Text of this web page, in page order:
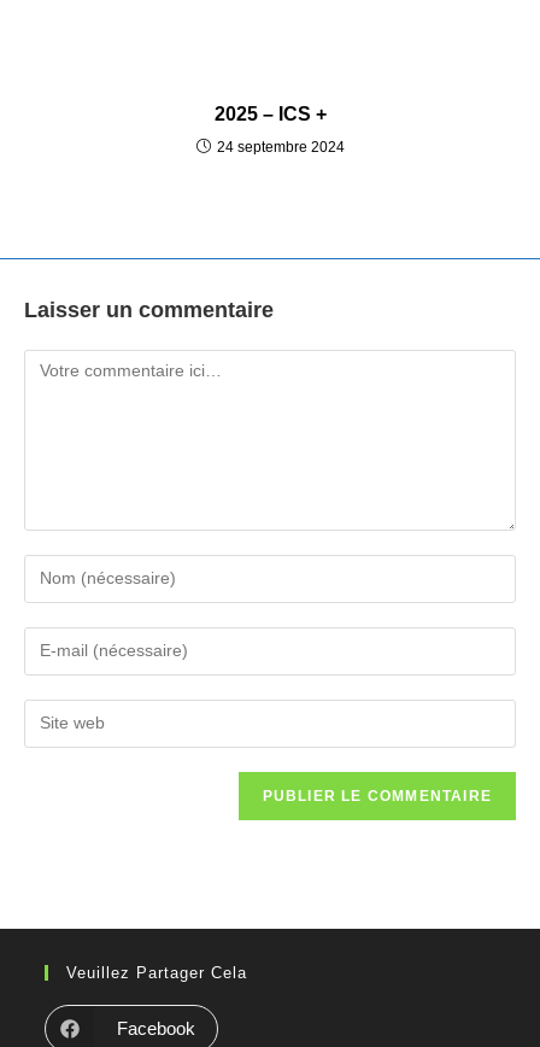
2025 – ICS +
24 septembre 2024
Laisser un commentaire
Veuillez Partager Cela
Facebook